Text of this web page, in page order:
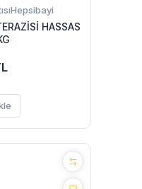
Hepsibayi
HASSAS